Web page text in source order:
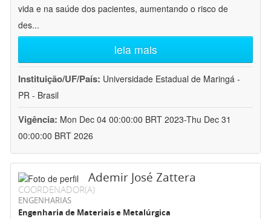
vida e na saúde dos pacientes, aumentando o risco de
des...
leia mais
Instituição/UF/País: Universidade Estadual de Maringá -
PR - Brasil
Vigência: Mon Dec 04 00:00:00 BRT 2023-Thu Dec 31
00:00:00 BRT 2026
Ademir José Zattera
COORDENADOR(A)
ENGENHARIAS
Engenharia de Materiais e Metalúrgica